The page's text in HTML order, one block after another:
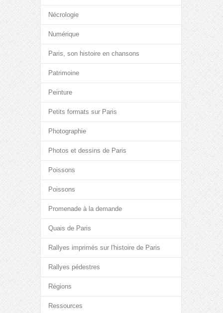
Nécrologie
Numérique
Paris, son histoire en chansons
Patrimoine
Peinture
Petits formats sur Paris
Photographie
Photos et dessins de Paris
Poissons
Poissons
Promenade à la demande
Quais de Paris
Rallyes imprimés sur l'histoire de Paris
Rallyes pédestres
Régions
Ressources